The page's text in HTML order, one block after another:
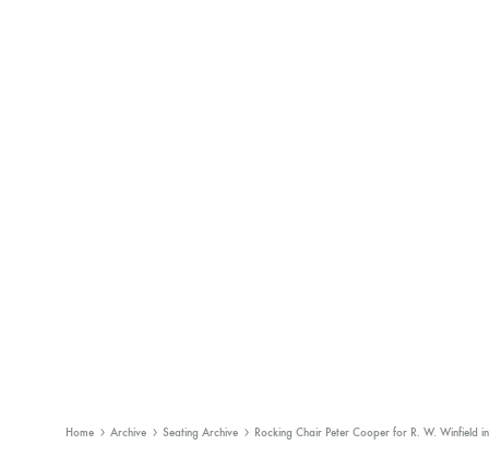
Home Archive Seating Archive Rocking Chair Peter Cooper for R. W. Winfield